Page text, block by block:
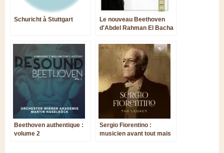
Schuricht à Stuttgart
Le nouveau Beethoven
d'Abdel Rahman El Bacha
Beethoven authentique :
volume 2
Sergio Fiorentino :
musicien avant tout mais